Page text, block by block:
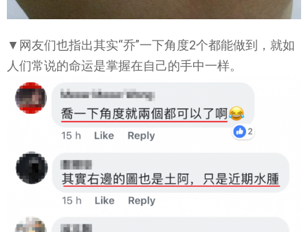
▼网友们也指出其实“乔”一下角度2个都能做到，就如
人们常说的命运是掌握在自己的手中一样。